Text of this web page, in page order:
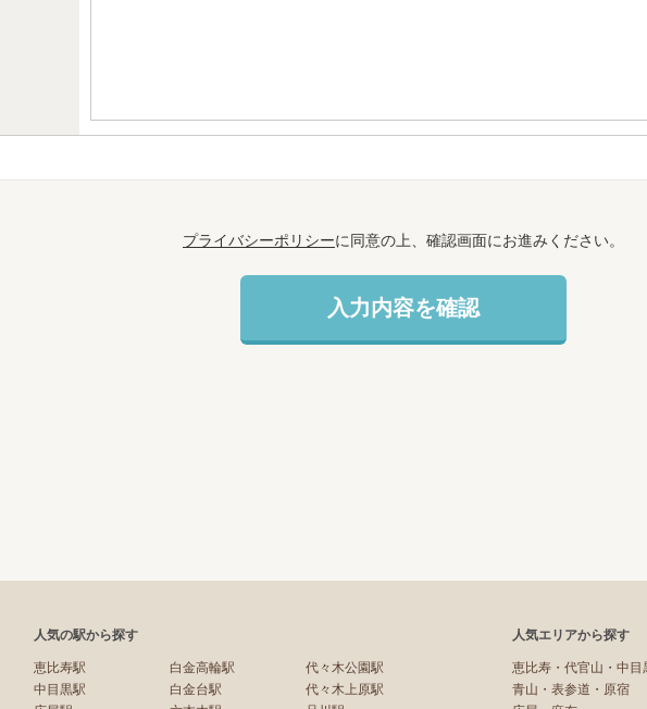
プライバシーポリシーに同意の上、確認画面にお進みください。
人気の駅から探す
恵比寿駅
中目黒駅
白金高輪駅
白金台駅
代々木公園駅
代々木上原駅
人気エリアから探す
恵比寿・代官山・中目
青山・表参道・原宿